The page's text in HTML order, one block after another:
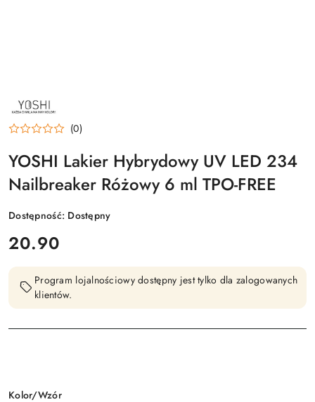
NAZWA
PRODUCENTA:
YOSHI
(0)
YOSHI Lakier Hybrydowy UV LED 234
Nailbreaker Różowy 6 ml TPO-FREE
Dostępność: Dostępny
cena:
20.90
Program lojalnościowy dostępny jest tylko dla zalogowanych
klientów.
Wariant
Kolor/Wzór